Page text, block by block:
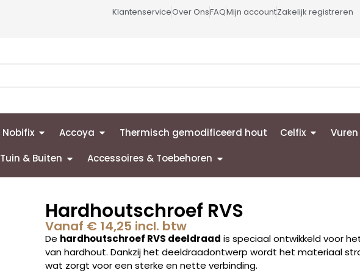
KlantenserviceOver OnsFAQMijn accountZakelijk registreren
Nobifix Accoya Thermisch gemodificeerd hout Celfix Vuren
Tuin & Buiten Accessoires & Toebehoren
Hardhoutschroef RVS
Vanaf €14,25 incl. btw
De hardhoutschroef RVS deeldraad is speciaal ontwikkeld voor
van hardhout. Dankzij het deeldraadontwerp wordt het materiaal
wat zorgt voor een sterke en nette verbinding.